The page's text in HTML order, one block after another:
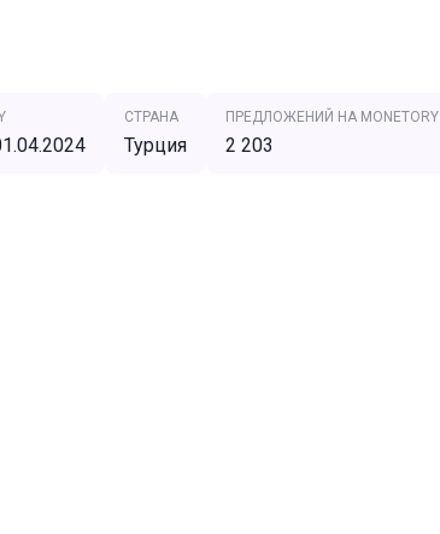
СТРАНА
Турция
ПРЕДЛОЖЕНИЙ НА MONETORY
2 203